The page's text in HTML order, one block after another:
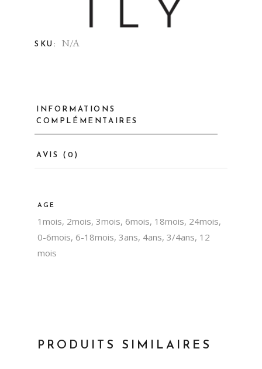
SKU: N/A
INFORMATIONS
COMPLÉMENTAIRES
AVIS (0)
AGE
1mois, 2mois, 3mois, 6mois, 18mois, 24mois,
0-6mois, 6-18mois, 3ans, 4ans, 3/4ans, 12
mois
PRODUITS SIMILAIRES